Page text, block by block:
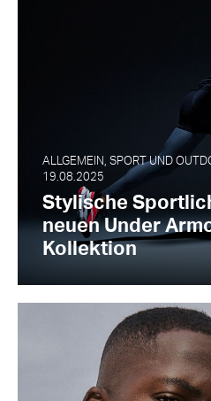
ALLGEMEIN, SPORT UND
19.08.2025
Stylische
neuen Under
Kollektion